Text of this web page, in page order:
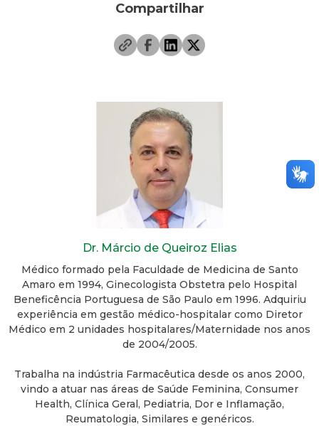
Compartilhar
Dr. Márcio de Queiroz Elias
Médico formado pela Faculdade de Medicina de Santo
Amaro em 1994, Ginecologista Obstetra pelo Hospital
Beneficência Portuguesa de São Paulo em 1996. Adquiriu
experiência em gestão médico-hospitalar como Diretor
Médico em 2 unidades hospitalares/Maternidade nos anos
de 2004/2005.
Trabalha na indústria Farmacêutica desde os anos 2000,
vindo a atuar nas áreas de Saúde Feminina, Consumer
Health, Clínica Geral, Pediatria, Dor e Inflamação,
Reumatologia, Similares e genéricos.